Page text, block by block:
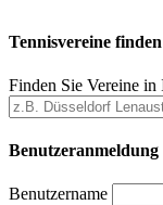
Tennisvereine finden
Finden Sie Vereine in
Benutzeranmeldung
Benutzername